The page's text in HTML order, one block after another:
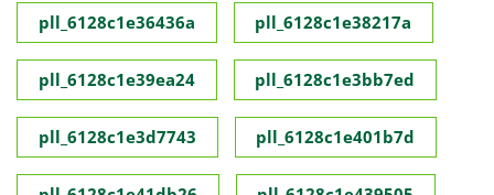
pll_6128c1e36436a pll_6128c1e38217a
pll_6128c1e39ea24 pll_6128c1e3bb7ed
pll_6128c1e3d7743 pll_6128c1e401b7d